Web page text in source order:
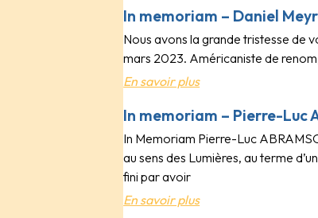
In memoriam – Daniel
Nous avons la grande tristesse de
mars 2023. Américaniste de
En savoir plus
In memoriam – Pierre-Luc
In Memoriam Pierre-Luc
au sens des Lumières, au terme
fini par avoir
En savoir plus